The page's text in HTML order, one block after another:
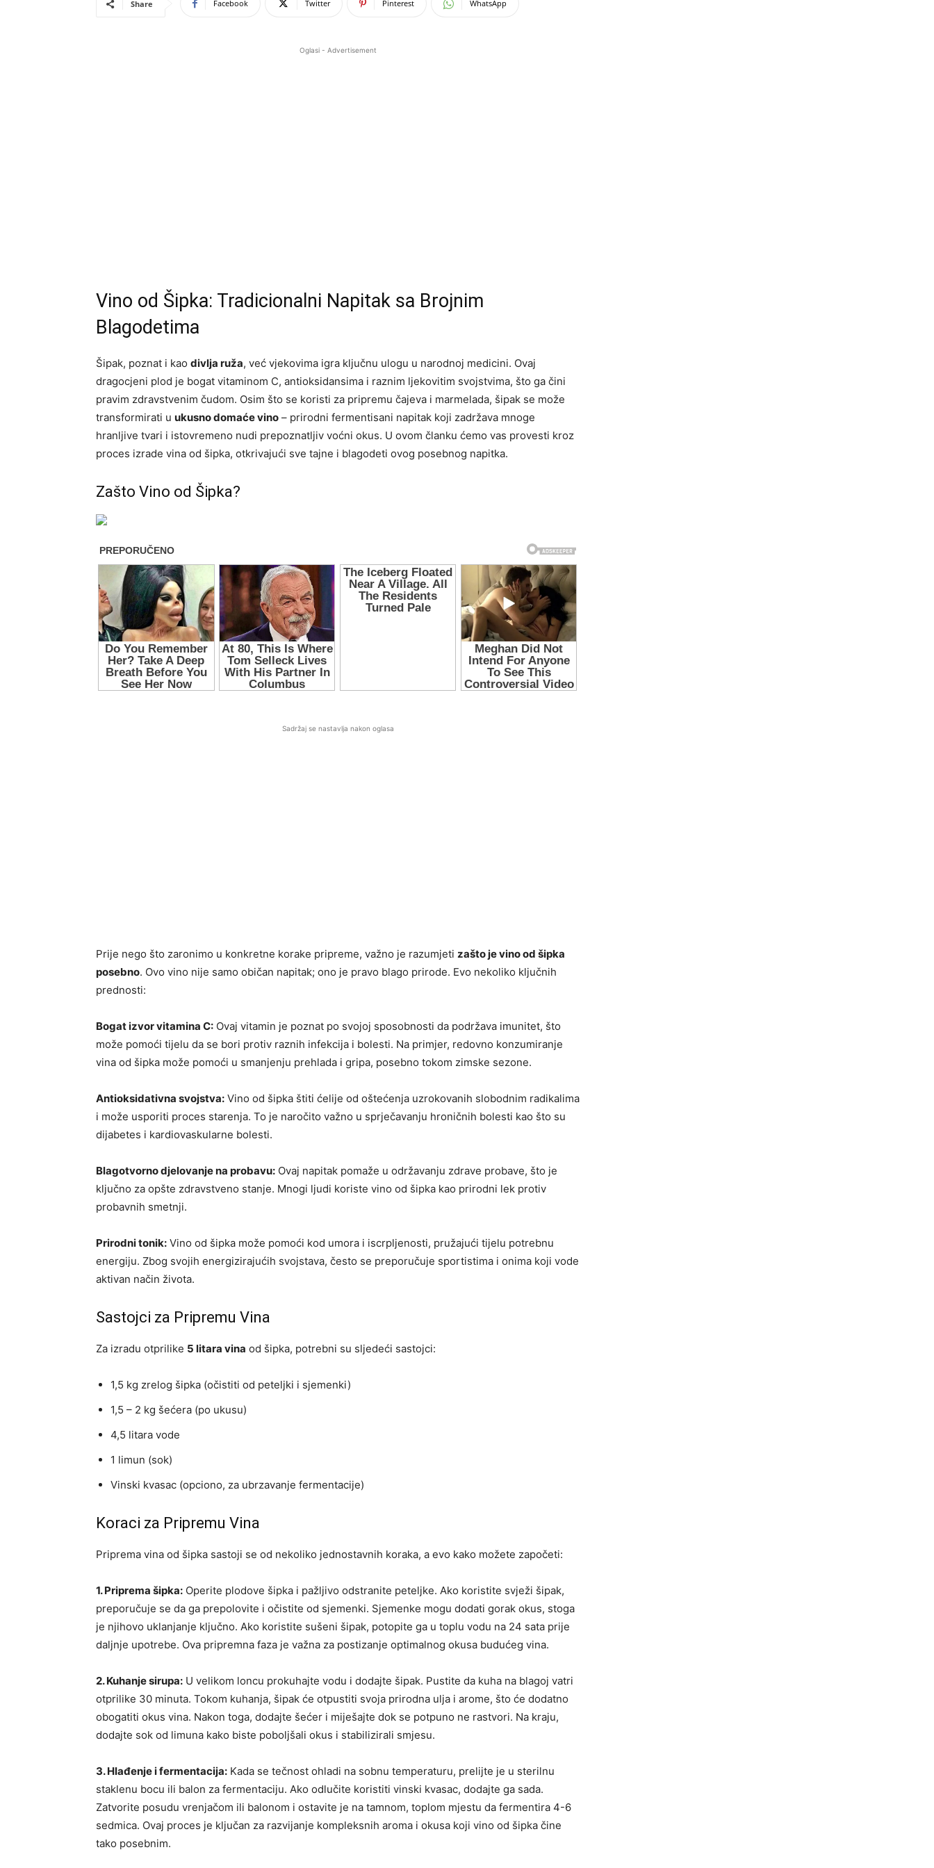
Share Facebook Twitter Pinterest WhatsApp
Oglasi - Advertisement
Vino od Šipka: Tradicionalni Napitak sa Brojnim
Blagodetima
Šipak, poznat i kao divlja ruža, već vjekovima igra ključnu ulogu u narodnoj medicini. Ovaj
dragocjeni plod je bogat vitaminom C, antioksidansima i raznim ljekovitim svojstvima, što ga čini
pravim zdravstvenim čudom. Osim što se koristi za pripremu čajeva i marmelada, šipak se može
transformirati u ukusno domaće vino – prirodni fermentisani napitak koji zadržava mnoge
hranljive tvari i istovremeno nudi prepoznatljiv voćni okus. U ovom članku ćemo vas provesti kroz
proces izrade vina od šipka, otkrivajući sve tajne i blagodeti ovog posebnog napitka.
Zašto Vino od Šipka?
Sadržaj se nastavlja nakon oglasa
Prije nego što zaronimo u konkretne korake pripreme, važno je razumjeti zašto je vino od šipka
posebno. Ovo vino nije samo običan napitak; ono je pravo blago prirode. Evo nekoliko ključnih
prednosti:
Bogat izvor vitamina C: Ovaj vitamin je poznat po svojoj sposobnosti da podržava imunitet, što
može pomoći tijelu da se bori protiv raznih infekcija i bolesti. Na primjer, redovno konzumiranje
vina od šipka može pomoći u smanjenju prehlada i gripa, posebno tokom zimske sezone.
Antioksidativna svojstva: Vino od šipka štiti ćelije od oštećenja uzrokovanih slobodnim radikalima
i može usporiti proces starenja. To je naročito važno u sprječavanju hroničnih bolesti kao što su
dijabetes i kardiovaskularne bolesti.
Blagotvorno djelovanje na probavu: Ovaj napitak pomaže u održavanju zdrave probave, što je
ključno za opšte zdravstveno stanje. Mnogi ljudi koriste vino od šipka kao prirodni lek protiv
probavnih smetnji.
Prirodni tonik: Vino od šipka može pomoći kod umora i iscrpljenosti, pružajući tijelu potrebnu
energiju. Zbog svojih energizirajućih svojstava, često se preporučuje sportistima i onima koji vode
aktivan način života.
Sastojci za Pripremu Vina
Za izradu otprilike 5 litara vina od šipka, potrebni su sljedeći sastojci:
1,5 kg zrelog šipka (očistiti od peteljki i sjemenki)
1,5 – 2 kg šećera (po ukusu)
4,5 litara vode
1 limun (sok)
Vinski kvasac (opciono, za ubrzavanje fermentacije)
Koraci za Pripremu Vina
Priprema vina od šipka sastoji se od nekoliko jednostavnih koraka, a evo kako možete započeti:
1. Priprema šipka: Operite plodove šipka i pažljivo odstranite peteljke. Ako koristite svježi šipak,
preporučuje se da ga prepolovite i očistite od sjemenki. Sjemenke mogu dodati gorak okus, stoga
je njihovo uklanjanje ključno. Ako koristite sušeni šipak, potopite ga u toplu vodu na 24 sata prije
daljnje upotrebe. Ova pripremna faza je važna za postizanje optimalnog okusa budućeg vina.
2. Kuhanje sirupa: U velikom loncu prokuhajte vodu i dodajte šipak. Pustite da kuha na blagoj vatri
otprilike 30 minuta. Tokom kuhanja, šipak će otpustiti svoja prirodna ulja i arome, što će dodatno
obogatiti okus vina. Nakon toga, dodajte šećer i miješajte dok se potpuno ne rastvori. Na kraju,
dodajte sok od limuna kako biste poboljšali okus i stabilizirali smjesu.
3. Hlađenje i fermentacija: Kada se tečnost ohladi na sobnu temperaturu, prelijte je u sterilnu
staklenu bocu ili balon za fermentaciju. Ako odlučite koristiti vinski kvasac, dodajte ga sada.
Zatvorite posudu vrenjačom ili balonom i ostavite je na tamnom, toplom mjestu da fermentira 4-6
sedmica. Ovaj proces je ključan za razvijanje kompleksnih aroma i okusa koji vino od šipka čine
tako posebnim.